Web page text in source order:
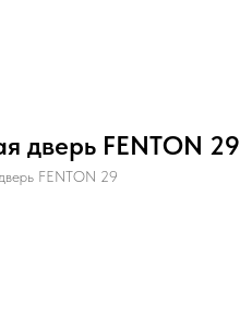
дверь FENTON 29
FENTON 29